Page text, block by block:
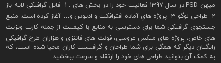
ميهن PSD در سال 1397 فعاليت خود را در بخش های : 1-
فايل گرافيکی لايه باز
2- طراحی لوگو 3- پروژه هاي آماده افترافکت و اديوس و… آغاز کرده است. منبع
جستجوی گرافيکی شما برای دسترسی به منابع با کيفـيت از جملهکارت ويزيت
های خاص، پروژه های ميکس عروسی، فونت های فانتزی و هزاران طرح گرافیکی
رايگــان ديگر که همگی برای شما طراحان و گرافيست کاران محيا شده است، که
به کمک آن بتوانيد طراحی های خود را ارتقاء و سرعت ببخشيد.